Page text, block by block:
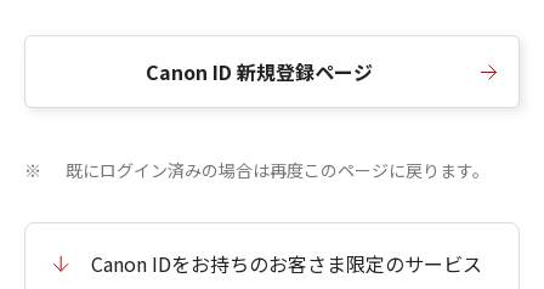
Canon ID 新規登録ページ
※ 既にログイン済みの場合は再度このページに戻ります。
Canon IDをお持ちのお客さま限定のサービス